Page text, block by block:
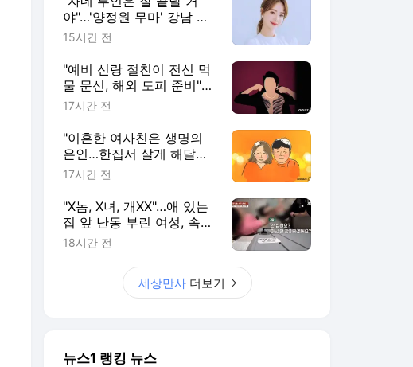
야"…'양정원 무마' 강남 경
찰, 다른 돈도 받은 정황
15시간 전
"예비 신랑 절친이 전신 먹
물 문신, 해외 도피 준비"…
예비 신부 '혼란'
17시간 전
"이혼한 여사친은 생명의
은인…한집서 살게 해달라"
남편 요구에 '절망'
17시간 전
"X놈, X녀, 개XX"…애 있는
집 앞 난동 부린 여성, 속옷
까지 훌러덩[영상]
18시간 전
세상만사 더보기
뉴스1 랭킹 뉴스